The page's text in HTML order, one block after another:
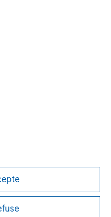
Serrano 55, 28006, Madrid,
Branch, Große
Main, Germany (Gattung:
KWG).Denmark:MSIM FMIL
Axel Towers,